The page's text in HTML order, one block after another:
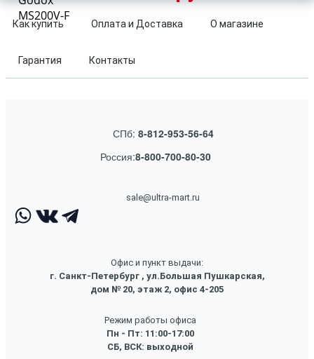
Как купить Оплата и Доставка О магазине
Гарантия Контакты
СПб: 8-812-953-56-64
Россия:8-800-700-80-30
sale@ultra-mart.ru
Офис и пункт выдачи:
г. Санкт-Петербург , ул.Большая Пушкарская,
дом № 20, этаж 2, офис 4-205
Режим работы офиса
Пн - Пт: 11:00-17:00
СБ, ВСК: выходной
MS200V-F